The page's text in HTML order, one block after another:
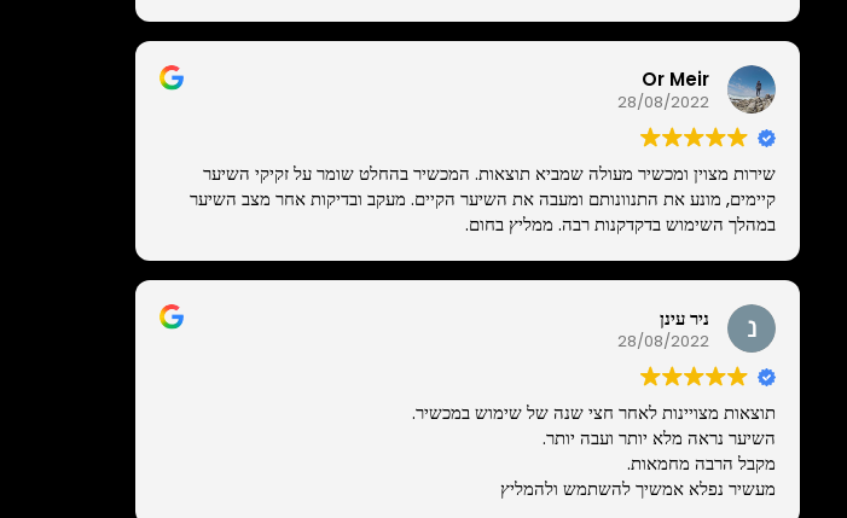
Or Meir
28/08/2022
שירות מצוין ומכשיר מעולה שמביא תוצאות. המכשיר בהחלט שומר על זקיקי השיער
קיימים, מונע את התנוונותם ומעבה את השיער הקיים. מעקב ובדיקות אחר מצב השיער
במהלך השימוש בדקדקנות רבה. ממליץ בחום.
ניר עינן
28/08/2022
תוצאות מצויינות לאחר חצי שנה של שימוש במכשיר.
השיער נראה מלא יותר ועבה יותר.
מקבל הרבה מחמאות.
מעשיר נפלא אמשיך להשתמש ולהמליץ